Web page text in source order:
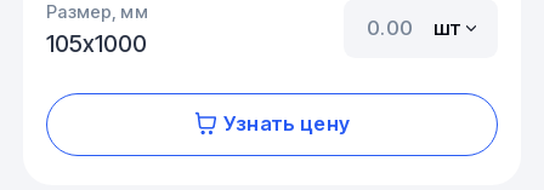
Размер, мм
105х1000
шт
Узнать цену